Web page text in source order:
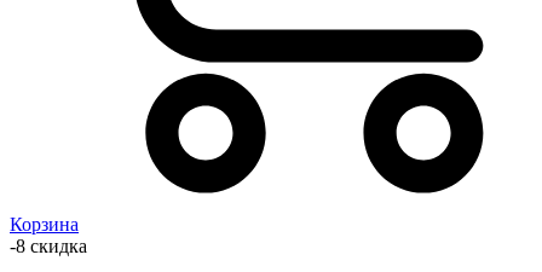
Корзина
-8 скидка